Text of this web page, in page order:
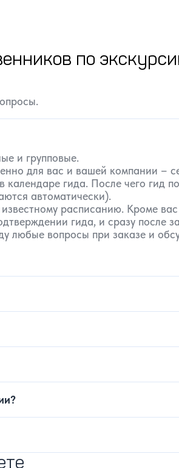
по
и групповые.
для вас и вашей компании –
календаре гида. После чего гид
автоматически).
расписанию. Кроме
гида, и сразу после
любые вопросы при заказе и